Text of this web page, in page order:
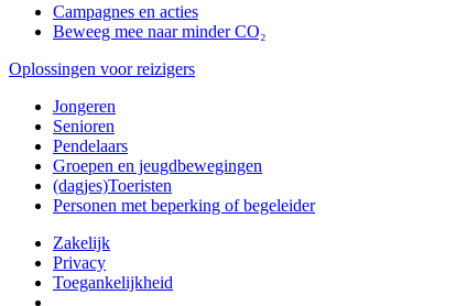
Campagnes en acties
Beweeg mee naar minder CO₂
Oplossingen voor reizigers
Jongeren
Senioren
Pendelaars
Groepen en jeugdbewegingen
(dagjes)Toeristen
Personen met beperking of begeleider
Zakelijk
Privacy
Toegankelijkheid